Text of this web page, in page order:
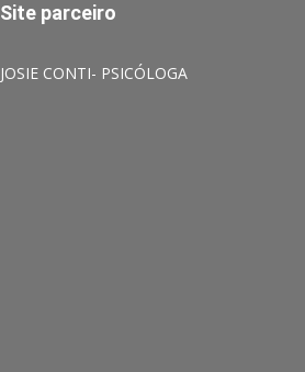
Site parceiro
JOSIE CONTI- PSICÓLOGA